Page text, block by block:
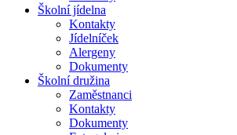
Školní jídelna
Kontakty
Jídelníček
Alergeny
Dokumenty
Školní družina
Zaměstnanci
Kontakty
Dokumenty